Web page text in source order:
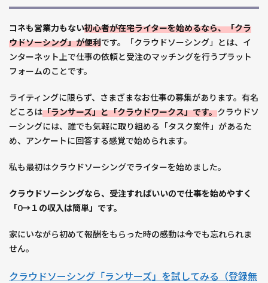
ける
が大
事
業界
とサ
バイ
バル
ルを
継続
は力
コネも営業力もない初心者が在宅ライターを始めるなら、「クラ
ウドソーシング」が便利です。「クラウドソーシング」とは、イ
ンターネット上で仕事の依頼と受注のマッチングを行うプラット
フォームのことです。
ライティングに限らず、さまざまなお仕事の募集があります。有名
どころは「ランサーズ」と「クラウドワークス」です。クラウドソ
ーシングには、誰でも気軽に取り組める「タスク案件」があるた
め、アンケートに回答する感覚で始められます。
私も最初はクラウドソーシングでライターを始めました。
クラウドソーシングなら、受注すればいいので仕事を始めやすく
「0→１の収入は簡単」です。
家にいながら初めて報酬をもらった時の感動は今でも忘れられま
せん。
クラウドソーシング「ランサーズ」を試してみる（登録無